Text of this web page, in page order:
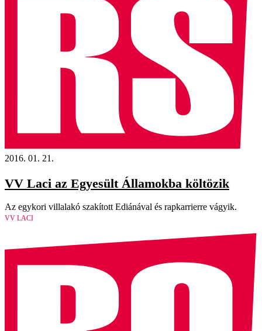
2016. 01. 21.
VV Laci az Egyesült Államokba költözik
Az egykori villalakó szakított Ediánával és rapkarrierre vágyik.
VV LACI